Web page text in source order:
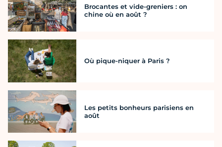
Brocantes et vide-greniers : on
chine où en août ?
Où pique-niquer à Paris ?
Les petits bonheurs parisiens en
août